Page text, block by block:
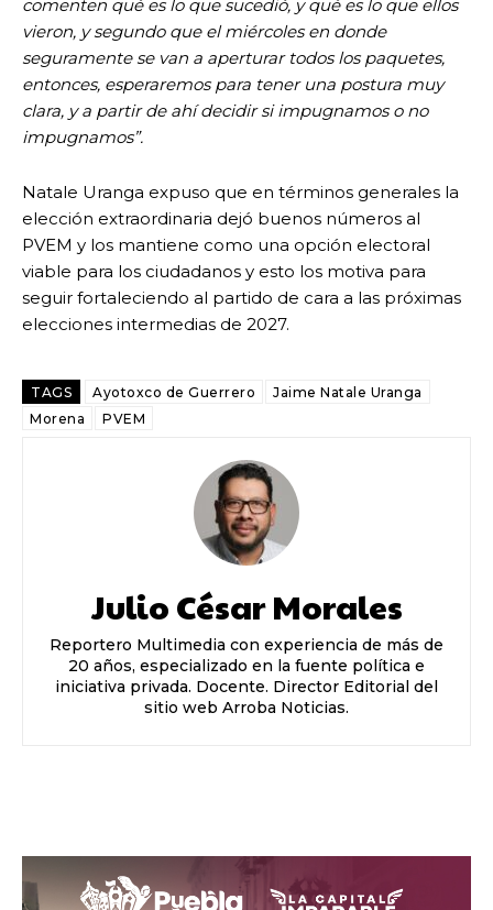
comenten qué es lo que sucedió, y qué es lo que ellos
vieron, y segundo que el miércoles en donde
seguramente se van a aperturar todos los paquetes,
entonces, esperaremos para tener una postura muy
clara, y a partir de ahí decidir si impugnamos o no
impugnamos”.
Natale Uranga expuso que en términos generales la
elección extraordinaria dejó buenos números al
PVEM y los mantiene como una opción electoral
viable para los ciudadanos y esto los motiva para
seguir fortaleciendo al partido de cara a las próximas
elecciones intermedias de 2027.
TAGS Ayotoxco de Guerrero
Jaime Natale Uranga
Morena
PVEM
Julio César Morales
Reportero Multimedia con experiencia de más de
20 años, especializado en la fuente política e
iniciativa privada. Docente. Director Editorial del
sitio web Arroba Noticias.